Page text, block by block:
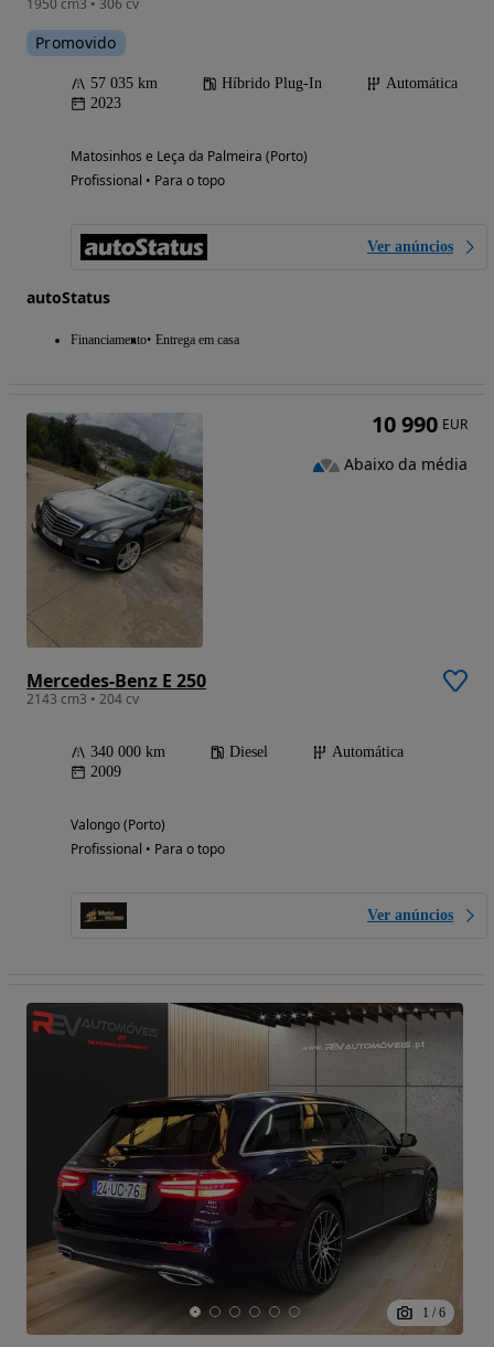
1950 cm3 • 306 cv
Promovido
57 035 km Híbrido Plug-In
Automática
2023
Matosinhos e Leça da Palmeira (Porto)
Profissional • Para o topo
Ver anúncios
autoStatus
Financiamento Entrega em casa
Mercedes-Benz E 250
2143 cm3 • 204 cv
340 000 km Diesel
Automática
2009
Valongo (Porto)
Profissional • Para o topo
Ver anúncios
10 990 EUR
Abaixo da média
1 / 6